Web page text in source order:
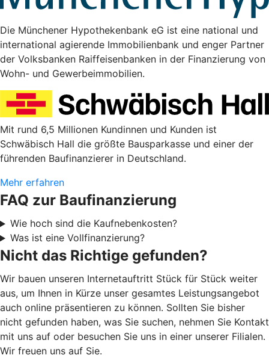
Die Münchener Hypothekenbank eG ist eine national und
international agierende Immobilienbank und enger Partner
der Volksbanken Raiffeisenbanken in der Finanzierung von
Wohn- und Gewerbeimmobilien.
Mit rund 6,5 Millionen Kundinnen und Kunden ist
Schwäbisch Hall die größte Bausparkasse und einer der
führenden Baufinanzierer in Deutschland.
Mehr erfahren
FAQ zur Baufinanzierung
Wie hoch sind die Kaufnebenkosten?
Was ist eine Vollfinanzierung?
Nicht das Richtige gefunden?
Wir bauen unseren Internetauftritt Stück für Stück weiter
aus, um Ihnen in Kürze unser gesamtes Leistungsangebot
auch online präsentieren zu können. Sollten Sie bisher
nicht gefunden haben, was Sie suchen, nehmen Sie Kontakt
mit uns auf oder besuchen Sie uns in einer unserer Filialen.
Wir freuen uns auf Sie.